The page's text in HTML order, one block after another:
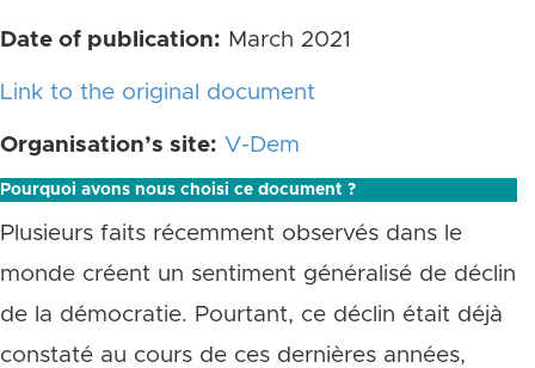
Date of publication: March 2021
Link to the original document
Organisation’s site: V-Dem
Pourquoi avons nous choisi ce document ?
Plusieurs faits récemment observés dans le
monde créent un sentiment généralisé de déclin
de la démocratie. Pourtant, ce déclin était déjà
constaté au cours de ces dernières années,